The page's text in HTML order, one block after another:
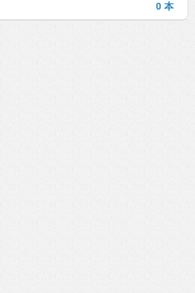
0 本